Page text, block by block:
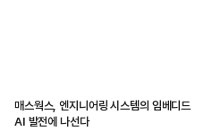
매스웍스, 엔지니어링 시스템의 임베디드
AI 발전에 나선다